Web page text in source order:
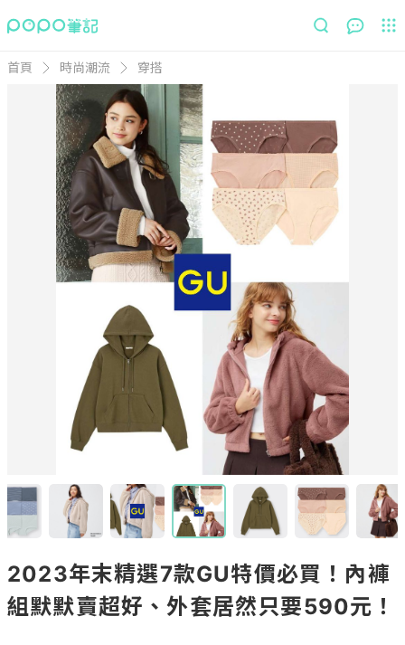
首頁 時尚潮流 穿搭
2023年末精選7款GU特價必買！內褲
組默默賣超好、外套居然只要590元！